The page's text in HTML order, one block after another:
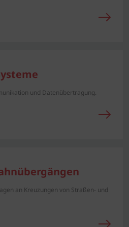
und Datenübertragung.
an Kreuzungen von Straßen- und